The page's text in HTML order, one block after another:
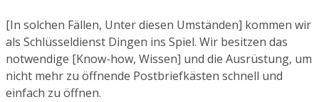
[In solchen Fällen, Unter diesen Umständen] kommen wir
als Schlüsseldienst Dingen ins Spiel. Wir besitzen das
notwendige [Know-how, Wissen] und die Ausrüstung, um
nicht mehr zu öffnende Postbriefkästen schnell und
einfach zu öffnen.